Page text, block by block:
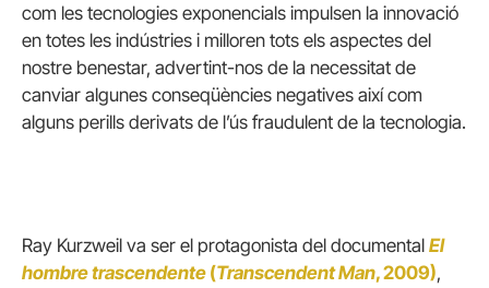
com les tecnologies exponencials impulsen la innovació
en totes les indústries i milloren tots els aspectes del
nostre benestar, advertint-nos de la necessitat de
canviar algunes conseqüències negatives així com
alguns perills derivats de l’ús fraudulent de la tecnologia.
Ray Kurzweil va ser el protagonista del documental El
hombre trascendente (Transcendent Man, 2009),